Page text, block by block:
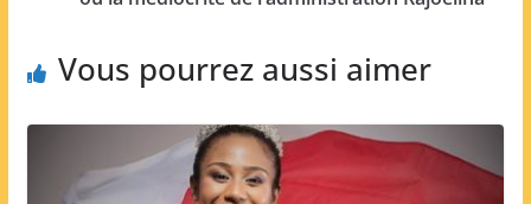
Vous pourrez aussi aimer